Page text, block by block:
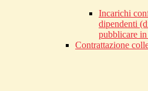
Incarichi
dipendenti
pubblicare
Contrattazione